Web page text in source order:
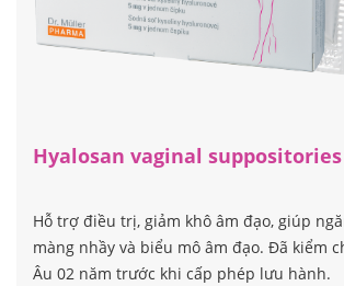
Hyalosan vaginal suppositories
Hỗ trợ điều trị, giảm khô âm đạo, giúp
màng nhầy và biểu mô âm đạo. Đã kiểm
Âu 02 năm trước khi cấp phép lưu hành.